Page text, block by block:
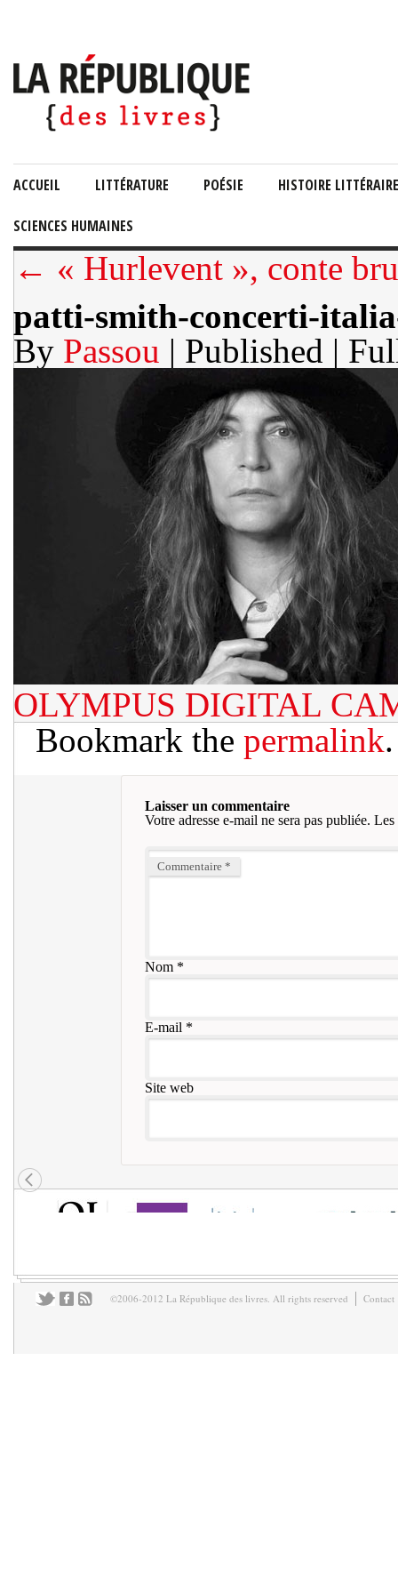
ACCUEIL LITTÉRATURE POÉSIE HISTOIRE LITTÉRAIRE
SCIENCES HUMAINES
← « Hurlevent », conte
patti-smith-concerti-
By Passou | Published |
OLYMPUS DIGITAL
Bookmark the permalink.
Laisser un commentaire
Votre adresse e-mail ne sera pas publiée. Les
Commentaire *
Nom*
E-mail *
Site web
©2006-2012 La République des livres. All rights reserved Contact